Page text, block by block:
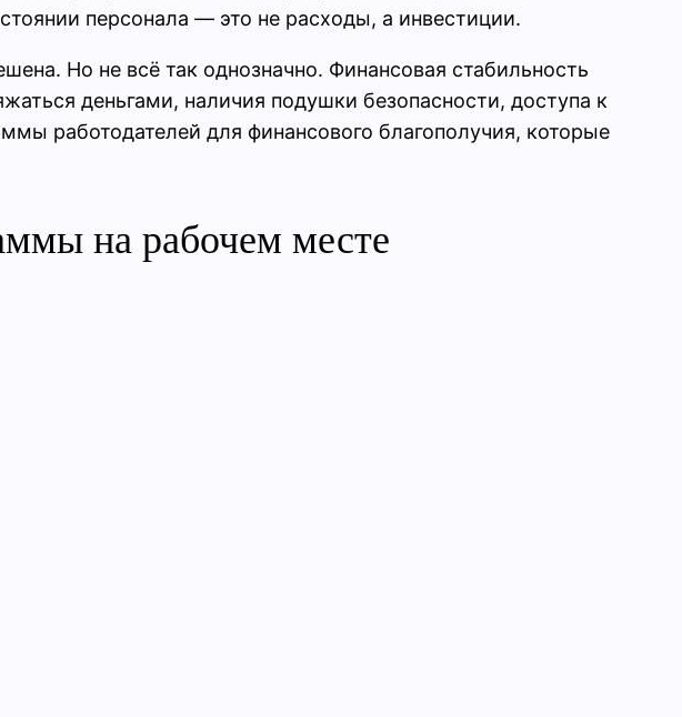
персонала — это не расходы, а инвестиции.
Но не всё так однозначно. Финансовая стабильность
деньгами, наличия подушки безопасности, доступа к
работодателей для финансового благополучия, которые
на рабочем месте